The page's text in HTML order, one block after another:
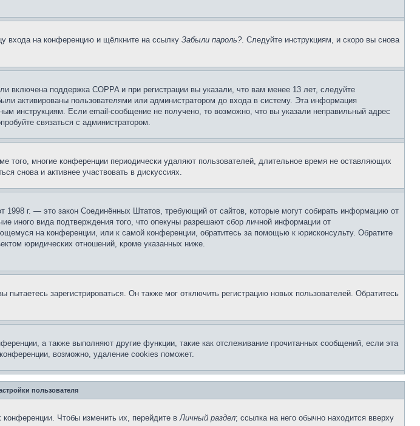
входа на конференцию и щёлкните на ссылку Забыли пароль?. Следуйте инструкциям, и скоро вы снова
поддержка COPPA и при регистрации вы указали, что вам менее 13 лет, следуйте
активированы пользователями или администратором до входа в систему. Эта информация
инструкциям. Если email-сообщение не получено, то возможно, что вы указали неправильный адрес
связаться с администратором.
того, многие конференции периодически удаляют пользователей, длительное время не оставляющих
снова и активнее участвовать в дискуссиях.
г. — это закон Соединённых Штатов, требующий от сайтов, которые могут собирать информацию от
иного вида подтверждения того, что опекуны разрешают сбор личной информации от
на конференции, или к самой конференции, обратитесь за помощью к юрисконсульту. Обратите
юридических отношений, кроме указанных ниже.
зарегистрироваться. Он также мог отключить регистрацию новых пользователей. Обратитесь
а также выполняют другие функции, такие как отслеживание прочитанных сообщений, если эта
возможно, удаление cookies поможет.
пользователя
конференции. Чтобы изменить их, перейдите вЛичный раздел; ссылка на него обычно находится вверху